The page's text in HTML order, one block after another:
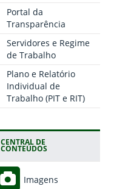
Portal da
Transparência
Servidores e Regime
de Trabalho
Plano e Relatório
Individual de
Trabalho (PIT e RIT)
CENTRAL DE
CONTEÚDOS
Imagens